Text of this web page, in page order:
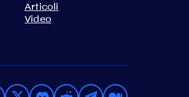
Articoli
Video